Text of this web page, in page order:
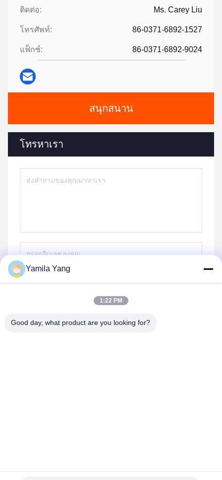
ติดต่อ: Ms. Carey Liu
โทรศัพท์: 86-0371-6892-1527
แฟ็กซ์: 86-0371-6892-9024
สนุกสนาน
โทรหาเรา
ส่ง
Yamila Yang
1:22 PM
Good day, what product are you looking for?